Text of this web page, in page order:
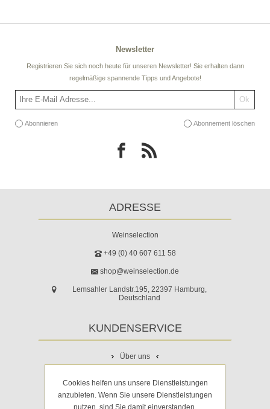
Newsletter
Registrieren Sie sich noch heute für unseren Newsletter! Sie erhalten dann
regelmäßige spannende Tipps und Angebote!
Abonnieren Abonnement löschen
ADRESSE
Weinselection
+49 (0) 40 607 611 58
shop@weinselection.de
Lemsahler Landstr.195, 22397 Hamburg,
Deutschland
KUNDENSERVICE
Über uns
Impressum
Cookies helfen uns unsere Dienstleistungen
anzubieten. Wenn Sie unsere Dienstleistungen
nutzen, sind Sie damit einverstanden.